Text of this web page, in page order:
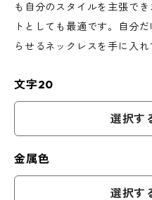
も自分のスタイルを主張で
トとしても最適です。自分
らせるネックレスを手に入れ
文字20
選択す
金属色
選択す